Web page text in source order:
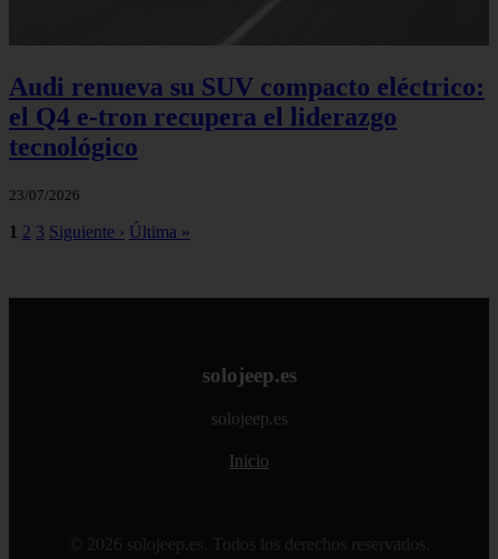
Audi renueva su SUV compacto eléctrico:
el Q4 e‑tron recupera el liderazgo
tecnológico
23/07/2026
1 2 3 Siguiente › Última »
solojeep.es
solojeep.es
Inicio
© 2026 solojeep.es. Todos los derechos reservados.